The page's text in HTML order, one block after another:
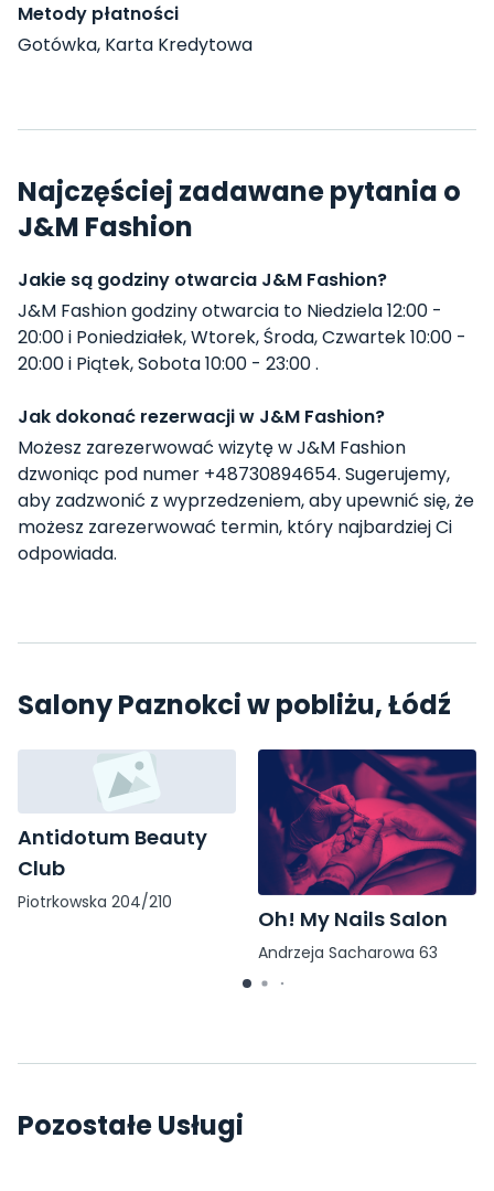
Metody płatności
Gotówka, Karta Kredytowa
Najczęściej zadawane pytania o
J&M Fashion
Jakie są godziny otwarcia J&M Fashion?
J&M Fashion godziny otwarcia to Niedziela 12:00 -
20:00 i Poniedziałek, Wtorek, Środa, Czwartek 10:00 -
20:00 i Piątek, Sobota 10:00 - 23:00 .
Jak dokonać rezerwacji w J&M Fashion?
Możesz zarezerwować wizytę w J&M Fashion
dzwoniąc pod numer +48730894654. Sugerujemy,
aby zadzwonić z wyprzedzeniem, aby upewnić się, że
możesz zarezerwować termin, który najbardziej Ci
odpowiada.
Salony Paznokci w pobliżu, Łódź
Antidotum Beauty
Club
Piotrkowska 204/210
Oh! My Nails Salon
Andrzeja Sacharowa 63
Pozostałe Usługi